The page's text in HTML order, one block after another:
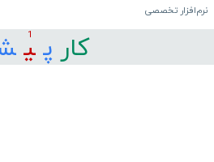
نرم‌افزار تخصصی
کار ﭘ 1
ﯿ